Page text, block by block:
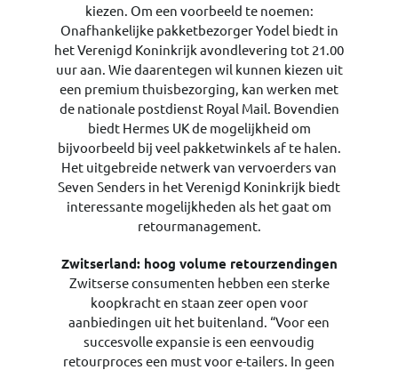
kiezen. Om een voorbeeld te noemen:
Onafhankelijke pakketbezorger Yodel biedt in
het Verenigd Koninkrijk avondlevering tot 21.00
uur aan. Wie daarentegen wil kunnen kiezen uit
een premium thuisbezorging, kan werken met
de nationale postdienst Royal Mail. Bovendien
biedt Hermes UK de mogelijkheid om
bijvoorbeeld bij veel pakketwinkels af te halen.
Het uitgebreide netwerk van vervoerders van
Seven Senders in het Verenigd Koninkrijk biedt
interessante mogelijkheden als het gaat om
retourmanagement.
Zwitserland: hoog volume retourzendingen
Zwitserse consumenten hebben een sterke
koopkracht en staan zeer open voor
aanbiedingen uit het buitenland. “Voor een
succesvolle expansie is een eenvoudig
retourproces een must voor e-tailers. In geen